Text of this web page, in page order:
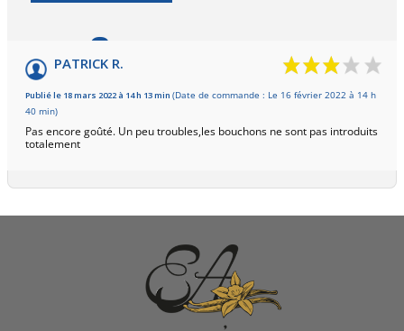
6/10
Basé sur 1 avis
PATRICK R.
Publié le 18 mars 2022 à 14 h 13 min (Date de commande : Le 16 février 2022 à 14 h
40 min)
Pas encore goûté. Un peu troubles,les bouchons ne sont pas introduits
totalement